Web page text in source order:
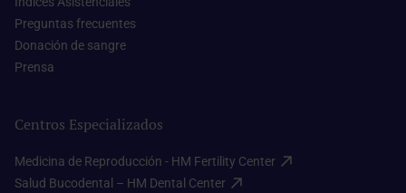
Preguntas frecuentes​
Donación de sangre​
Prensa​
Centros Especializados
Medicina de Reproducción - HM Fertility Center​
Salud Bucodental – HM Dental Center​